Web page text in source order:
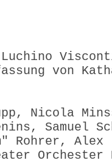
von
Nicola
Samuel
Rohrer, Alex
Orchester